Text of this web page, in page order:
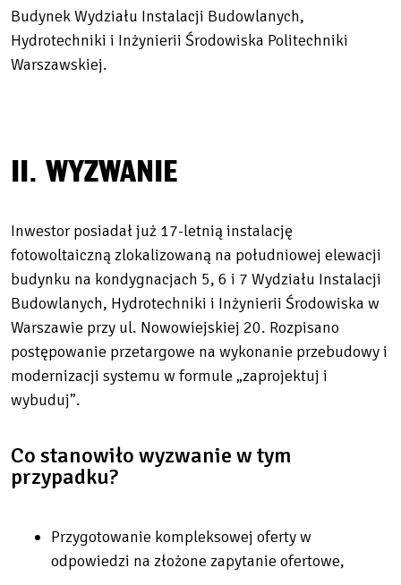
Budynek Wydziału Instalacji Budowlanych,
Hydrotechniki i Inżynierii Środowiska Politechniki
Warszawskiej.
II. WYZWANIE
Inwestor posiadał już 17-letnią instalację
fotowoltaiczną zlokalizowaną na południowej elewacji
budynku na kondygnacjach 5, 6 i 7 Wydziału Instalacji
Budowlanych, Hydrotechniki i Inżynierii Środowiska w
Warszawie przy ul. Nowowiejskiej 20. Rozpisano
postępowanie przetargowe na wykonanie przebudowy i
modernizacji systemu w formule „zaprojektuj i
wybuduj”.
Co stanowiło wyzwanie w tym
przypadku?
Przygotowanie kompleksowej oferty w
odpowiedzi na złożone zapytanie ofertowe,